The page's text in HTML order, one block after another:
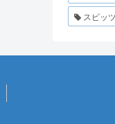
スピッツ